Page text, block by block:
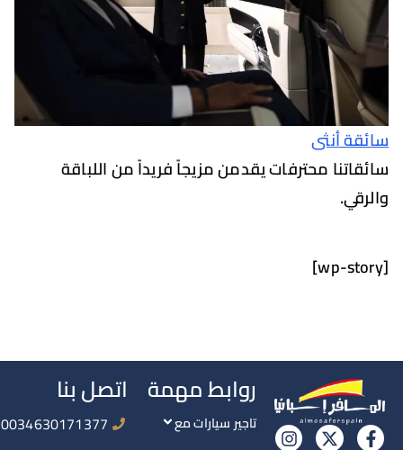
أنثى
محترفات يقدمن مزيجاً فريداً من اللباقة
روابط مهمة
تاجير سيارات مع
اتصل بنا
0034630171377